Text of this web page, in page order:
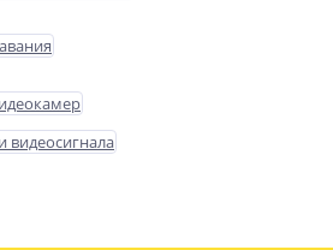
видеосигнала